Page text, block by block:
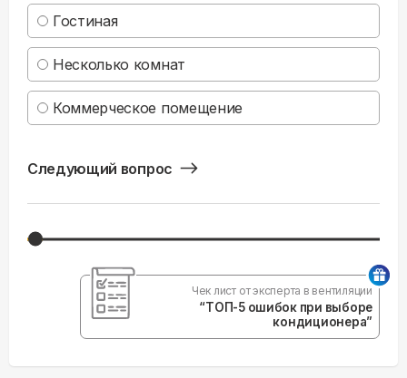
Гостиная
Несколько комнат
Коммерческое помещение
Следующий вопрос
Чек лист от эксперта в вентиляции
“ТОП-5 ошибок при выборе
кондиционера”